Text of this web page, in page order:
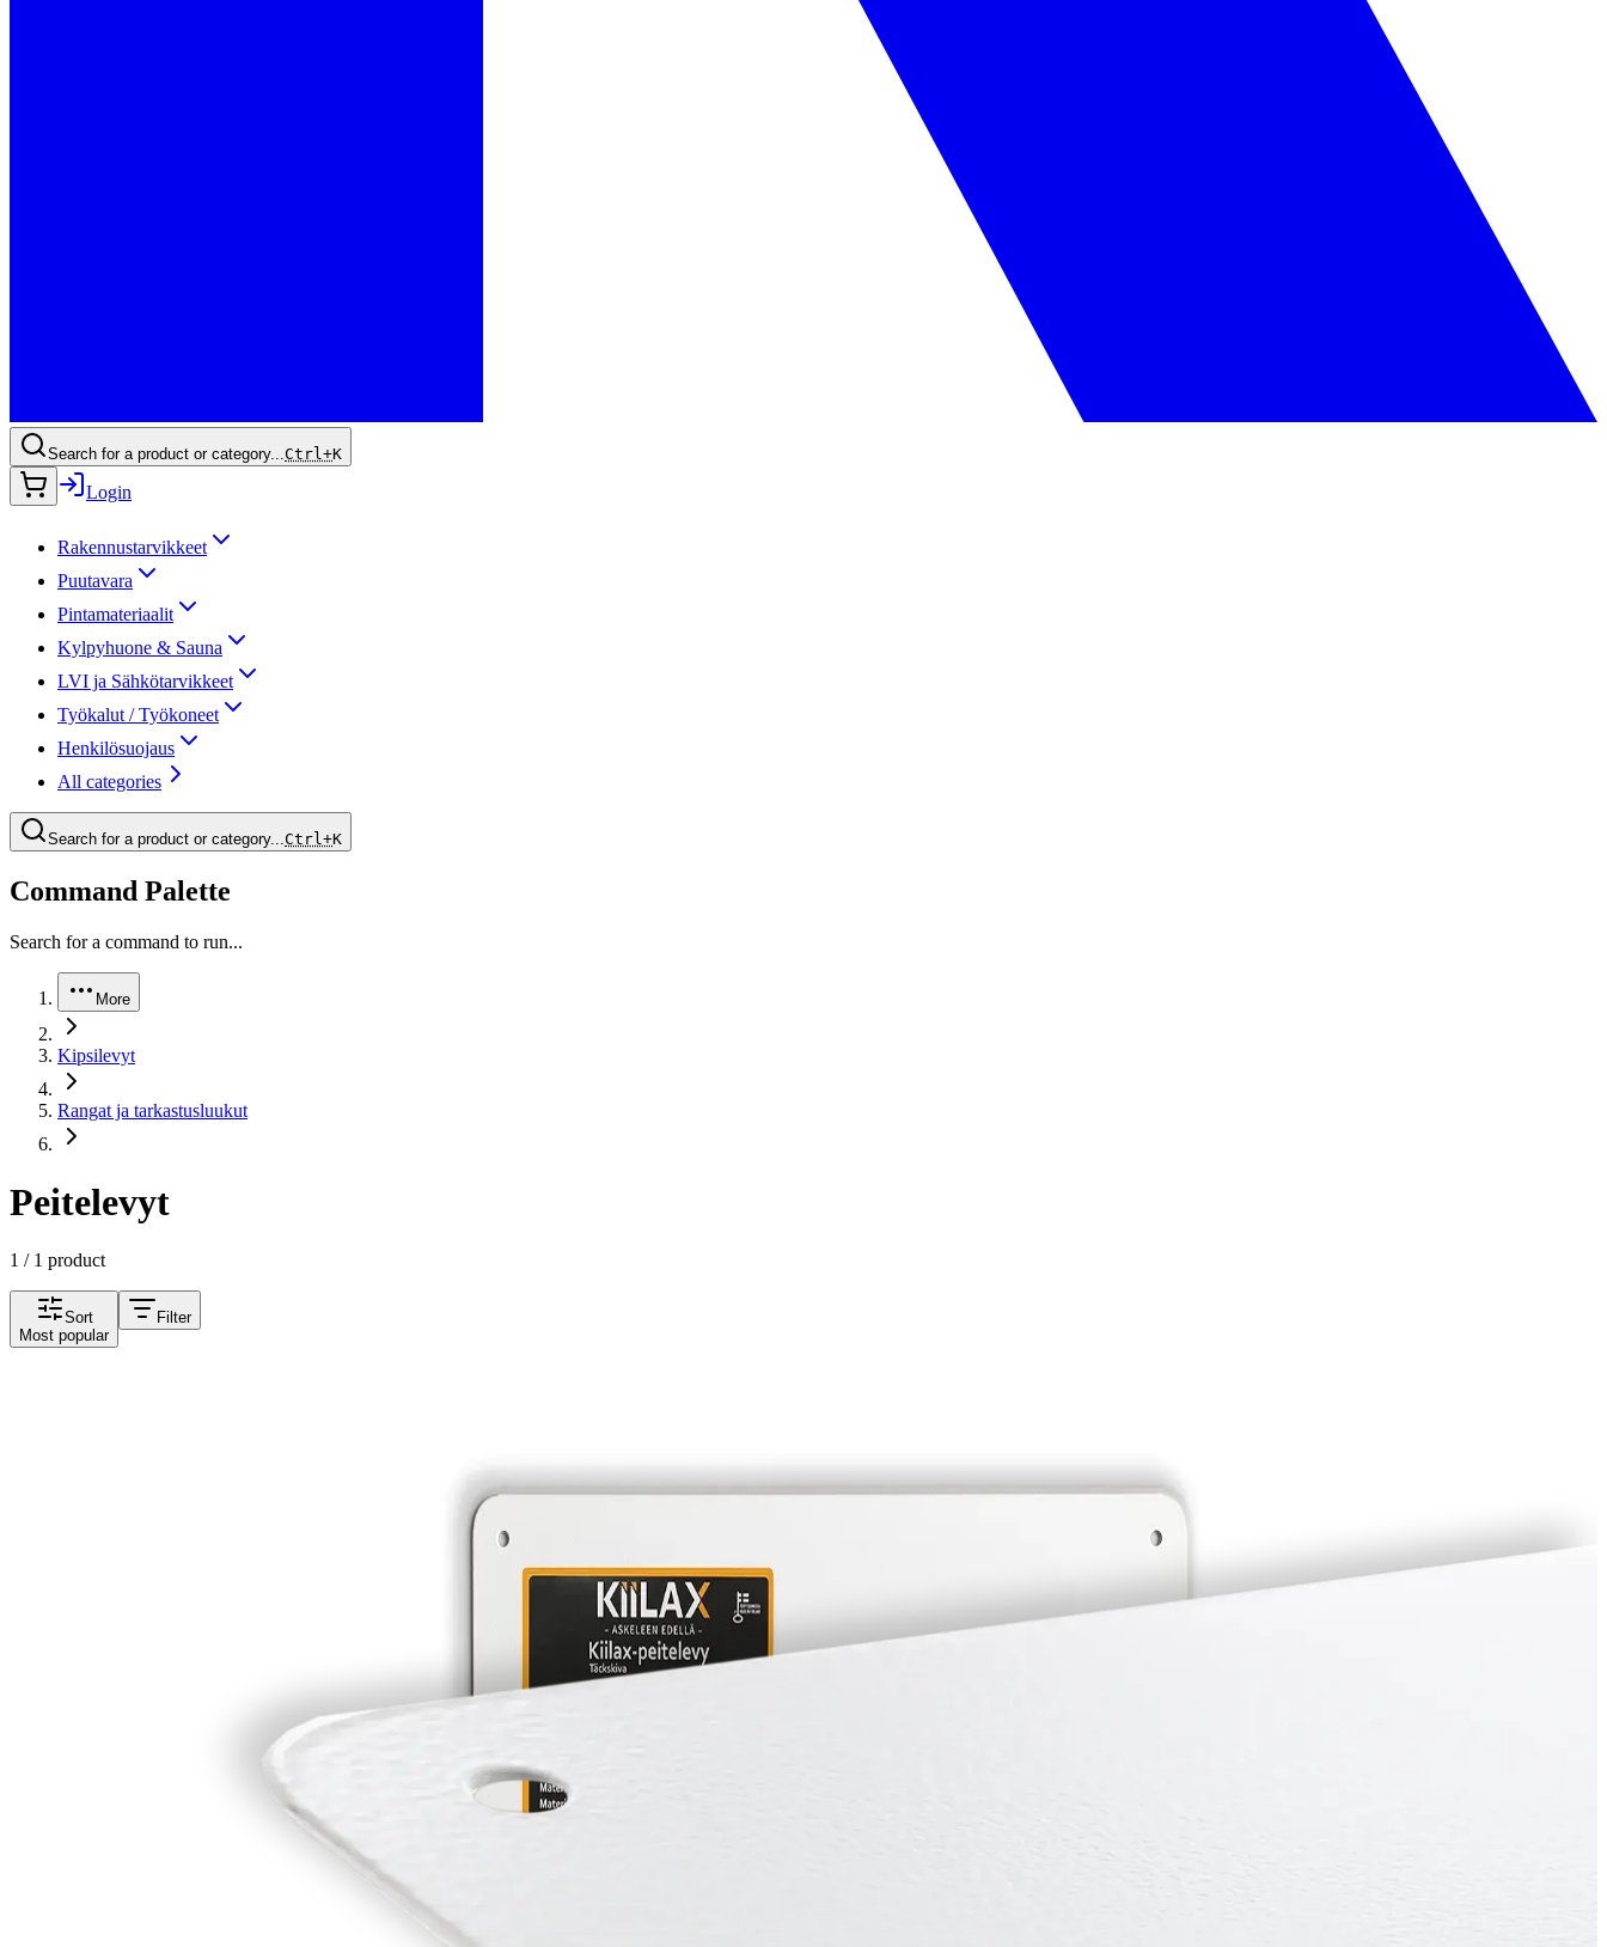
Search for a product or category... Ctrl+K
Login
Rakennustarvikkeet
Puutavara
Pintamateriaalit
Kylpyhuone & Sauna
LVI ja Sähkötarvikkeet
Työkalut / Työkoneet
Henkilösuojaus
All categories
Search for a product or category... Ctrl+K
Command Palette
Search for a command to run...
More
Kipsilevyt
Rangat ja tarkastusluukut
Peitelevyt
1 / 1 product
Sort
Most popular
Filter